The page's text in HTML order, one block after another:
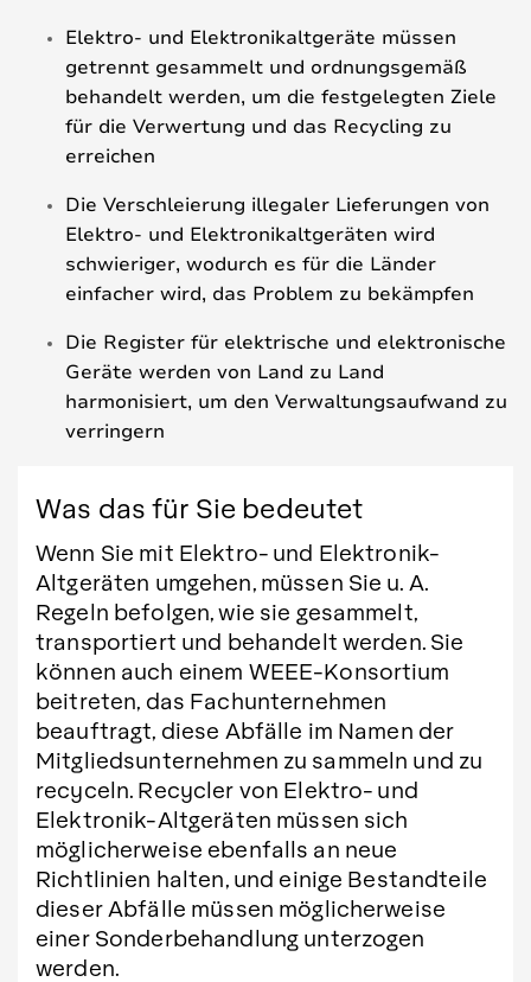
Elektro- und Elektronikaltgeräte müssen
getrennt gesammelt und ordnungsgemäß
behandelt werden, um die festgelegten Ziele
für die Verwertung und das Recycling zu
erreichen
Die Verschleierung illegaler Lieferungen von
Elektro- und Elektronikaltgeräten wird
schwieriger, wodurch es für die Länder
einfacher wird, das Problem zu bekämpfen
Die Register für elektrische und elektronische
Geräte werden von Land zu Land
harmonisiert, um den Verwaltungsaufwand zu
verringern
Was das für Sie bedeutet
Wenn Sie mit Elektro- und Elektronik-
Altgeräten umgehen, müssen Sie u. A.
Regeln befolgen, wie sie gesammelt,
transportiert und behandelt werden. Sie
können auch einem WEEE-Konsortium
beitreten, das Fachunternehmen
beauftragt, diese Abfälle im Namen der
Mitgliedsunternehmen zu sammeln und zu
recyceln. Recycler von Elektro- und
Elektronik-Altgeräten müssen sich
möglicherweise ebenfalls an neue
Richtlinien halten, und einige Bestandteile
dieser Abfälle müssen möglicherweise
einer Sonderbehandlung unterzogen
werden.